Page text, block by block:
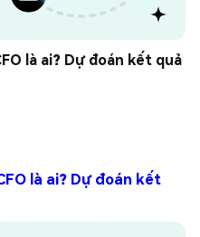
là ai? Dự đoán kết quả
là ai? Dự đoán kết